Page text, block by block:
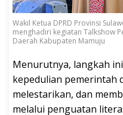
Wakil Ketua DPRD Provinsi
menghadiri kegiatan Talkshow
Daerah Kabupaten Mamuju
Menurutnya, langkah
kepedulian pemerintah
melestarikan, dan
melalui penguatan